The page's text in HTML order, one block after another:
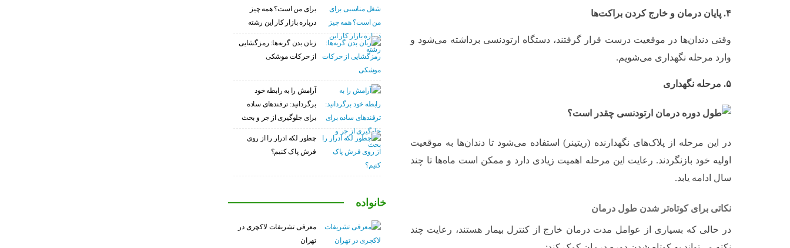
۴. پایان درمان و خارج کردن براکت‌ها
وقتی دندان‌ها در موقعیت درست قرار گرفتند، دستگاه ارتودنسی برداشته می‌شود و
وارد مرحله نگهداری می‌شویم.
۵. مرحله نگهداری
در این مرحله از پلاک‌های نگهدارنده (ریتینر) استفاده می‌شود تا دندان‌ها به موقعیت
اولیه خود بازنگردند. رعایت این مرحله اهمیت زیادی دارد و ممکن است ماه‌ها تا چند
سال ادامه یابد.
نکاتی برای کوتاه‌تر شدن طول درمان
در حالی که بسیاری از عوامل مدت درمان خارج از کنترل بیمار هستند، رعایت چند
برای من است؟ همه چیز
درباره بازار کار این رشته
زبان بدن گربه‌ها: رمزگشایی
از حرکات موشکی
آرامش را به رابطه خود
برگردانید: ترفندهای ساده
برای جلوگیری از جر و بحث
چطور لکه ادرار را از روی
فرش پاک کنیم؟
خانواده
معرفی تشریفات لاکچری در
تهران